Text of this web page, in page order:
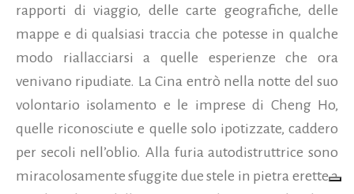
rapporti di viaggio, delle carte geografiche, delle
mappe e di qualsiasi traccia che potesse in qualche
modo riallacciarsi a quelle esperienze che ora
venivano ripudiate. La Cina entrò nella notte del suo
volontario isolamento e le imprese di Cheng Ho,
quelle riconosciute e quelle solo ipotizzate, caddero
per secoli nell’oblio. Alla furia autodistruttrice sono
miracolosamente sfuggite due stele in pietra erette a